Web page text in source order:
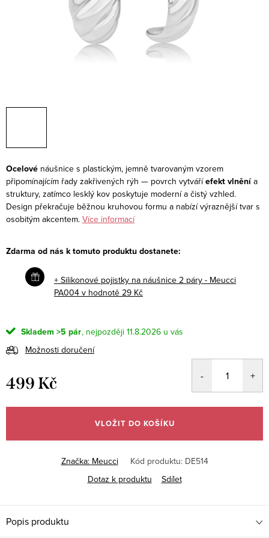
Ocelové náušnice s plastickým, jemně tvarovaným vzorem
připomínajícím řady zakřivených rýh — povrch vytváříefekt vlněnía
struktury, zatímco lesklý kov poskytuje moderní a čistý vzhled.
Design překračuje běžnou kruhovou formu a nabízí výraznější tvar s
osobitým akcentem. Více informací
Zdarma od nás k tomuto produktu dostanete:
+ Silikonové pojistky na náušnice 2 páry - Meucci
PA004 v hodnotě 29 Kč
Skladem >5 pár
11.8.2026
Možnosti doručení
499 Kč
cena:
VLOŽIT DO KOŠÍKU
Značka: Meucci Kód produktu: DE514
Dotaz k produktu
Sdílet
Popis produktu